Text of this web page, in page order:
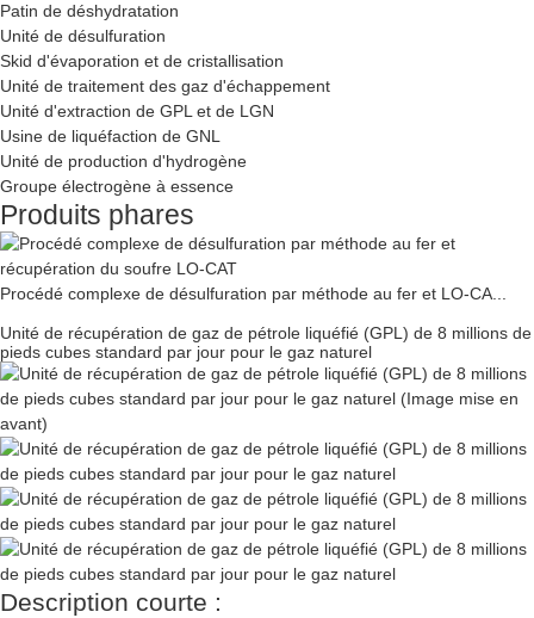
Patin de déshydratation
Unité de désulfuration
Skid d'évaporation et de cristallisation
Unité de traitement des gaz d'échappement
Unité d'extraction de GPL et de LGN
Usine de liquéfaction de GNL
Unité de production d'hydrogène
Groupe électrogène à essence
Produits phares
Procédé complexe de désulfuration par méthode au fer et LO-CA...
Unité de récupération de gaz de pétrole liquéfié (GPL) de 8 millions de
pieds cubes standard par jour pour le gaz naturel
Description courte :